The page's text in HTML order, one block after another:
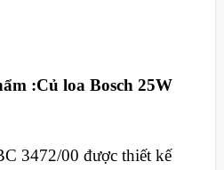
:Củ loa Bosch 25W
3472/00 được thiết kế